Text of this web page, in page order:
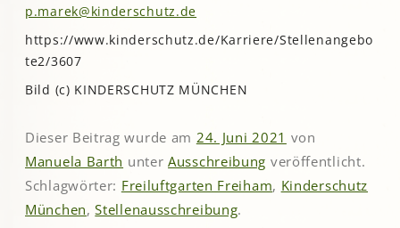
p.marek@kinderschutz.de
https://www.kinderschutz.de/Karriere/Stellenangebo
te2/3607
Bild (c) KINDERSCHUTZ MÜNCHEN
Dieser Beitrag wurde am 24. Juni 2021 von
Manuela Barth unterAusschreibung veröffentlicht.
Schlagwörter: Freiluftgarten Freiham, Kinderschutz
München,Stellenausschreibung.